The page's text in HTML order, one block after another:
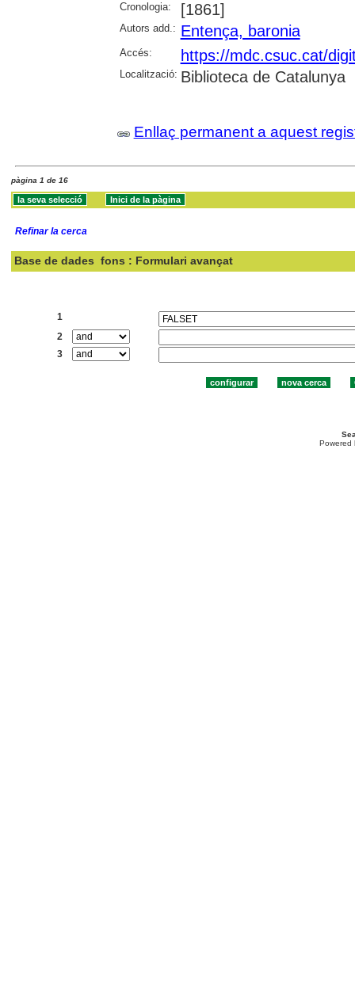
Cronologia:
[1861]
Autors add.: Entença, baronia
Accés: https://mdc.csuc.cat/
Localització: Biblioteca de Catalunya
Enllaç permanent a aquest
pàgina 1 de 16
Refinar la cerca
Base de dades fons : Formulari avançat
1
2
3